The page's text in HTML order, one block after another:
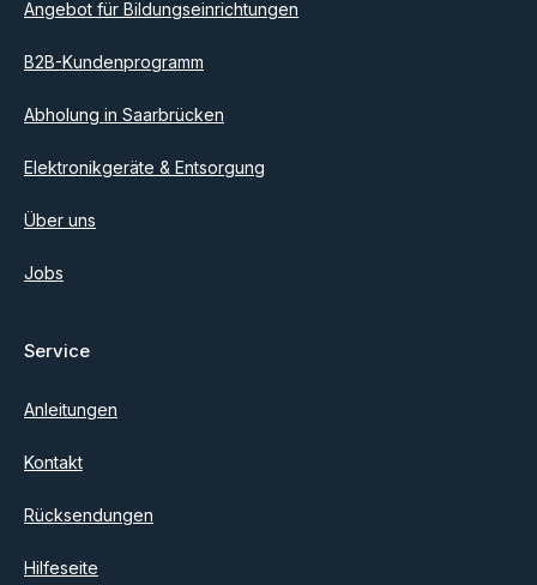
Angebot für Bildungseinrichtungen
B2B-Kundenprogramm
Abholung in Saarbrücken
Elektronikgeräte & Entsorgung
Über uns
Jobs
Service
Anleitungen
Kontakt
Rücksendungen
Hilfeseite